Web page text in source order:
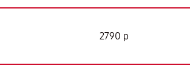
2790 р